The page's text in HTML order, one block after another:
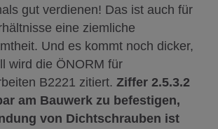
gut verdienen! Das ist auch für
eine ziemliche
Und es kommt noch dicker,
wird die ÖNORM für
B2221 zitiert. Ziffer 2.5.3.2
am Bauwerk zu befestigen,
von Dichtschrauben ist